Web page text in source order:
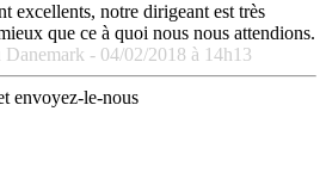
excellents, notre dirigeant est très
que ce à quoi nous nous attendions.
Danemark - 04/02/2018 à 14h13
envoyez-le-nous